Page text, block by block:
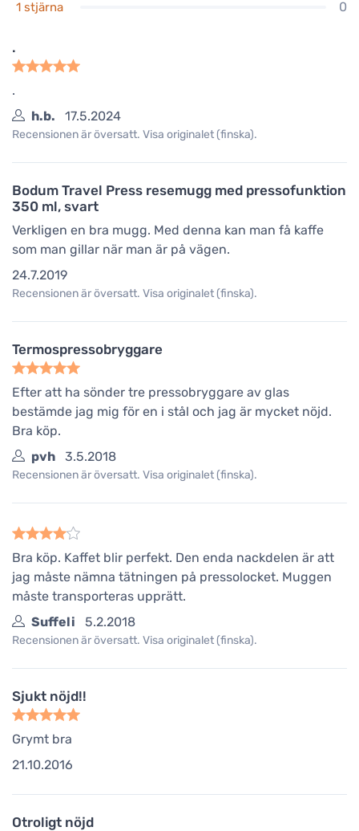
1 stjärna 0
.
.
h.b.
17.5.2024
Recensionen är översatt. Visa originalet (finska).
Bodum Travel Press resemugg med pressofunktion
350 ml, svart
Verkligen en bra mugg. Med denna kan man få kaffe
som man gillar när man är på vägen.
24.7.2019
Recensionen är översatt. Visa originalet (finska).
Termospressobryggare
Efter att ha sönder tre pressobryggare av glas
bestämde jag mig för en i stål och jag är mycket nöjd.
Bra köp.
pvh
3.5.2018
Recensionen är översatt. Visa originalet (finska).
Bra köp. Kaffet blir perfekt. Den enda nackdelen är att
jag måste nämna tätningen på pressolocket. Muggen
måste transporteras upprätt.
Suffeli
5.2.2018
Recensionen är översatt. Visa originalet (finska).
Sjukt nöjd!!
Grymt bra
21.10.2016
Otroligt nöjd